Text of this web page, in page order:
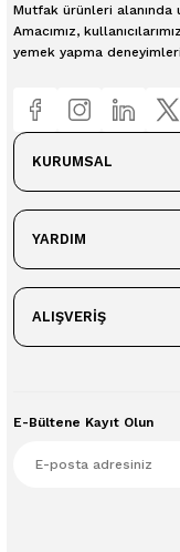
Mutfak ürünleri
Amacımız,
yemek yapma
KURUMSAL
YARDIM
ALIŞVERİŞ
E-Bültene Kayıt Olun